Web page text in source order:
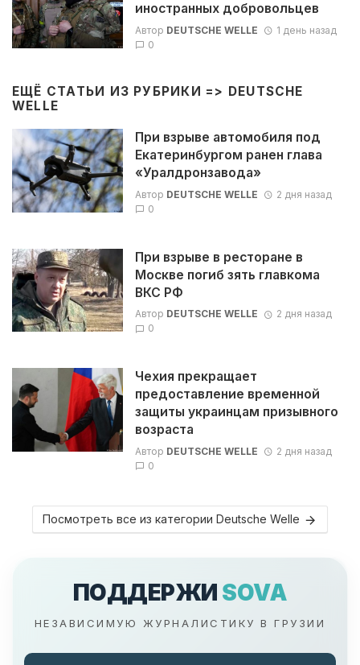
иностранных добровольцев
Автор DEUTSCHE WELLE
1 день назад
0
ЕЩЁ СТАТЬИ ИЗ РУБРИКИ => DEUTSCHE
WELLE
При взрыве автомобиля под
Екатеринбургом ранен глава
«Уралдронзавода»
Автор DEUTSCHE WELLE
2 дня назад
0
При взрыве в ресторане в
Москве погиб зять главкома
ВКС РФ
Автор DEUTSCHE WELLE
2 дня назад
0
Чехия прекращает
предоставление временной
защиты украинцам призывного
возраста
Автор DEUTSCHE WELLE
2 дня назад
0
Посмотреть все из категории Deutsche Welle
ПОДДЕРЖИ SOVA
НЕЗАВИСИМУЮ ЖУРНАЛИСТИКУ В ГРУЗИИ